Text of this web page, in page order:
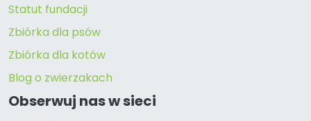
Statut fundacji
Zbiórka dla psów
Zbiórka dla kotów
Blog o zwierzakach
Obserwuj nas w sieci